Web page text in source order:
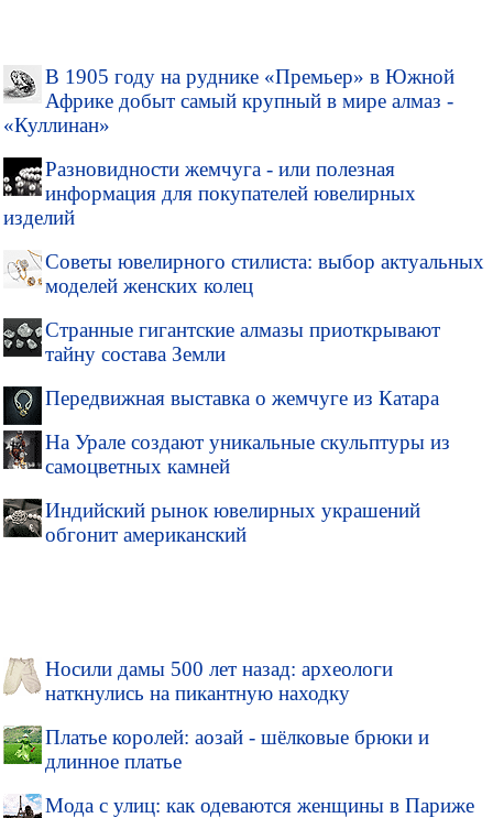
В 1905 году на руднике «Премьер» в Южной
Африке добыт самый крупный в мире алмаз -
«Куллинан»
Разновидности жемчуга - или полезная
информация для покупателей ювелирных
изделий
Советы ювелирного стилиста: выбор актуальных
моделей женских колец
Странные гигантские алмазы приоткрывают
тайну состава Земли
Передвижная выставка о жемчуге из Катара
На Урале создают уникальные скульптуры из
самоцветных камней
Индийский рынок ювелирных украшений
обгонит американский
Носили дамы 500 лет назад: археологи
наткнулись на пикантную находку
Платье королей: аозай - шёлковые брюки и
длинное платье
Мода с улиц: как одеваются женщины в Париже